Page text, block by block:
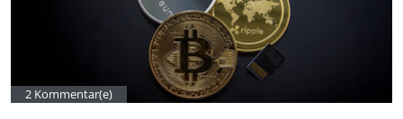
2 Kommentar(e)